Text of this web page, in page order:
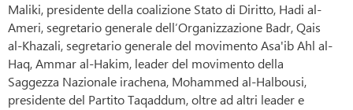
Maliki, presidente della coalizione Stato di Diritto, Hadi al-
Ameri, segretario generale dell’Organizzazione Badr, Qais
al-Khazali, segretario generale del movimento Asa'ib Ahl al-
Haq, Ammar al-Hakim, leader del movimento della
Saggezza Nazionale irachena, Mohammed al-Halbousi,
presidente del Partito Taqaddum, oltre ad altri leader e